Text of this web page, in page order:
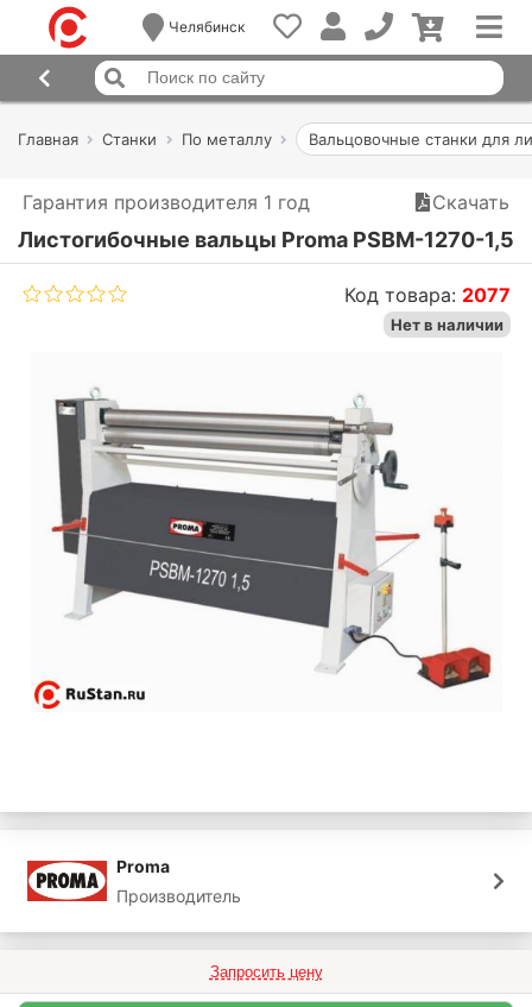
Челябинск
Главная Станки По металлу Вальцовочные станки для
Гарантия производителя 1 год Скачать
Листогибочные вальцы Proma PSBM-1270-1,5
Код товара: 2077
Нет в наличии
Proma
Производитель
Запросить цену